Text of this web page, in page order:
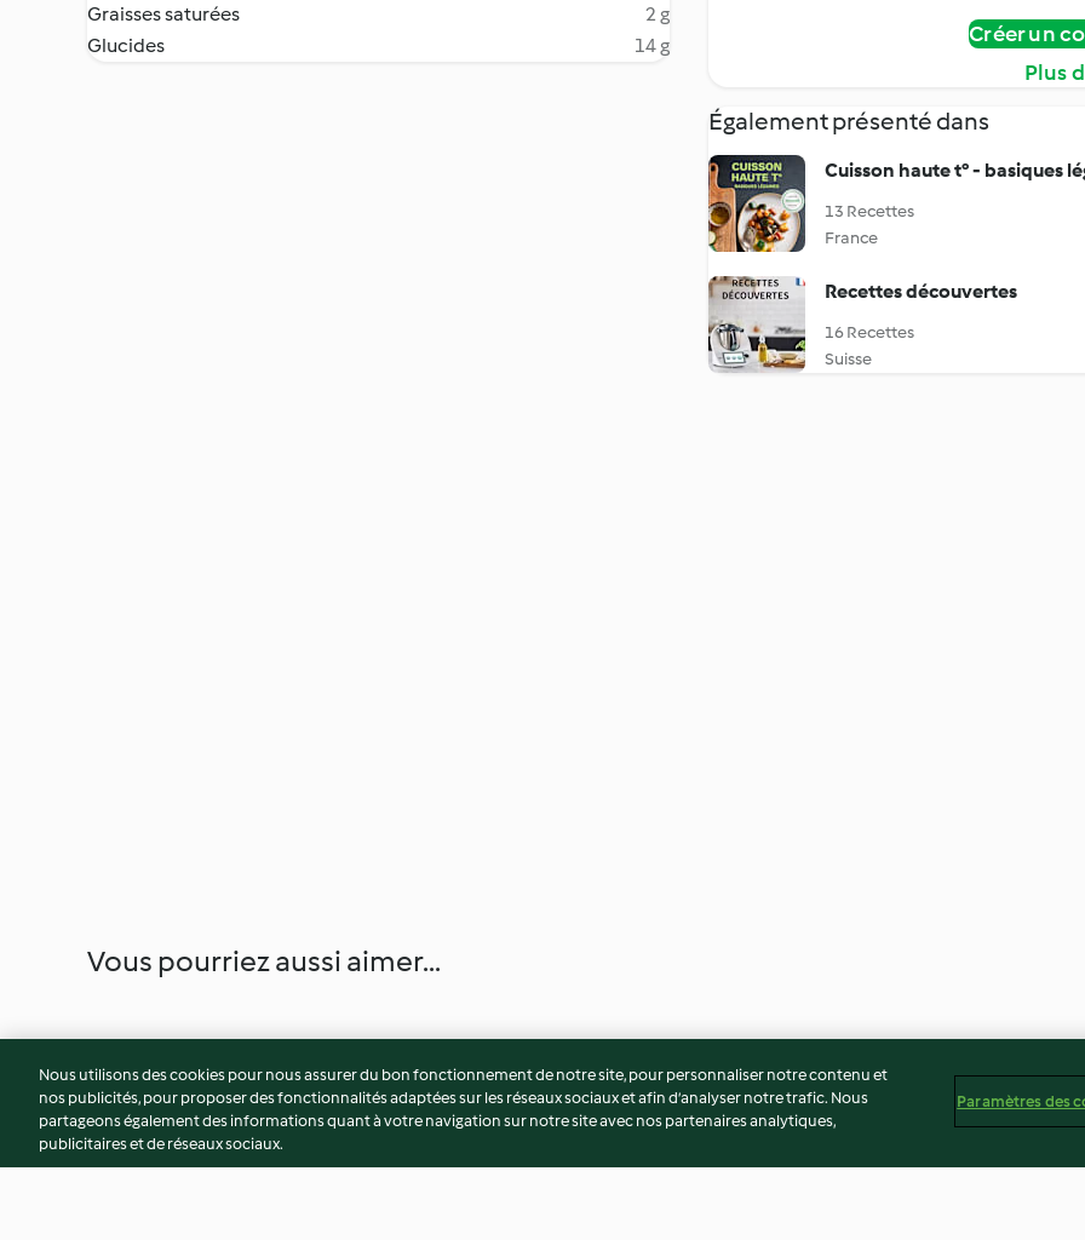
Graisses saturées
2 g
Glucides
14 g
Créer un
Plus
Également présenté dans
Cuisson haute t° - basiques
13 Recettes
France
Recettes découvertes
16 Recettes
Suisse
Vous pourriez aussi aimer...
Nous utilisons des cookies pour nous assurer du bon fonctionnement de notre site, pour personnaliser notre contenu et
nos publicités, pour proposer des fonctionnalités adaptées sur les réseaux sociaux et afin d’analyser notre trafic. Nous
partageons également des informations quant à votre navigation sur notre site avec nos partenaires analytiques,
publicitaires et de réseaux sociaux.
Paramètres des